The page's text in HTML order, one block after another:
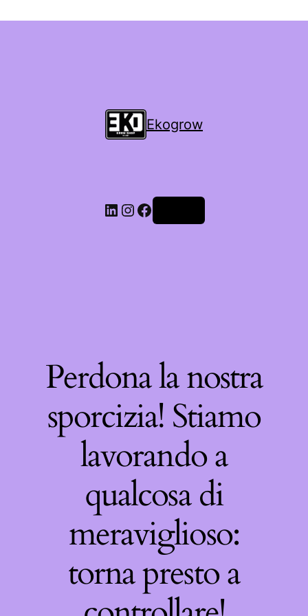
Ekogrow
Perdona la nostra
sporcizia! Stiamo
lavorando a
qualcosa di
meraviglioso:
torna presto a